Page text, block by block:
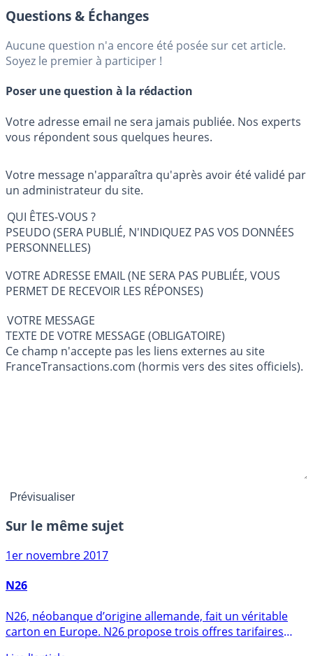
Questions & Échanges
Aucune question n'a encore été posée sur cet article.
Soyez le premier à participer !
Poser une question à la rédaction
Votre adresse email ne sera jamais publiée. Nos experts
vous répondent sous quelques heures.
Votre message n'apparaîtra qu'après avoir été validé par
un administrateur du site.
QUI ÊTES-VOUS ?
PSEUDO (SERA PUBLIÉ, N'INDIQUEZ PAS VOS DONNÉES
PERSONNELLES)
VOTRE ADRESSE EMAIL (NE SERA PAS PUBLIÉE, VOUS
PERMET DE RECEVOIR LES RÉPONSES)
VOTRE MESSAGE
TEXTE DE VOTRE MESSAGE (OBLIGATOIRE)
Ce champ n'accepte pas les liens externes au site
FranceTransactions.com (hormis vers des sites officiels).
Sur le même sujet
1er novembre 2017
N26
N26, néobanque d’origine allemande, fait un véritable